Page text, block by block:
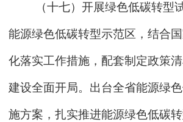
（十七）开展绿色低碳转型
能源绿色低碳转型示范区，结合
化落实工作措施，配套制定政策
建设全面开局。出台全省能源绿
施方案，扎实推进能源绿色低碳